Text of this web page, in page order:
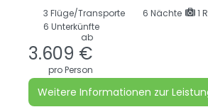
3 Flüge/Transporte 6 Nächte
1
6 Unterkünfte
ab
3.609 €
pro Person
Weitere Informationen zur